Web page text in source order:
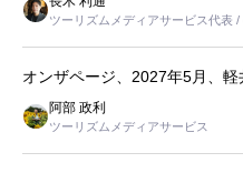
ツーリズムメディアサービス代表 /
オンザページ、2027年5月、
阿部 政利
ツーリズムメディアサービス